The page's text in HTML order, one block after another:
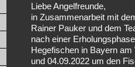
Liebe Angelfreunde,
in Zusammenarbeit mit
Rainer Pauker und dem
nach einer
Hegefischen in Bayern
und 04.09.2022 um den